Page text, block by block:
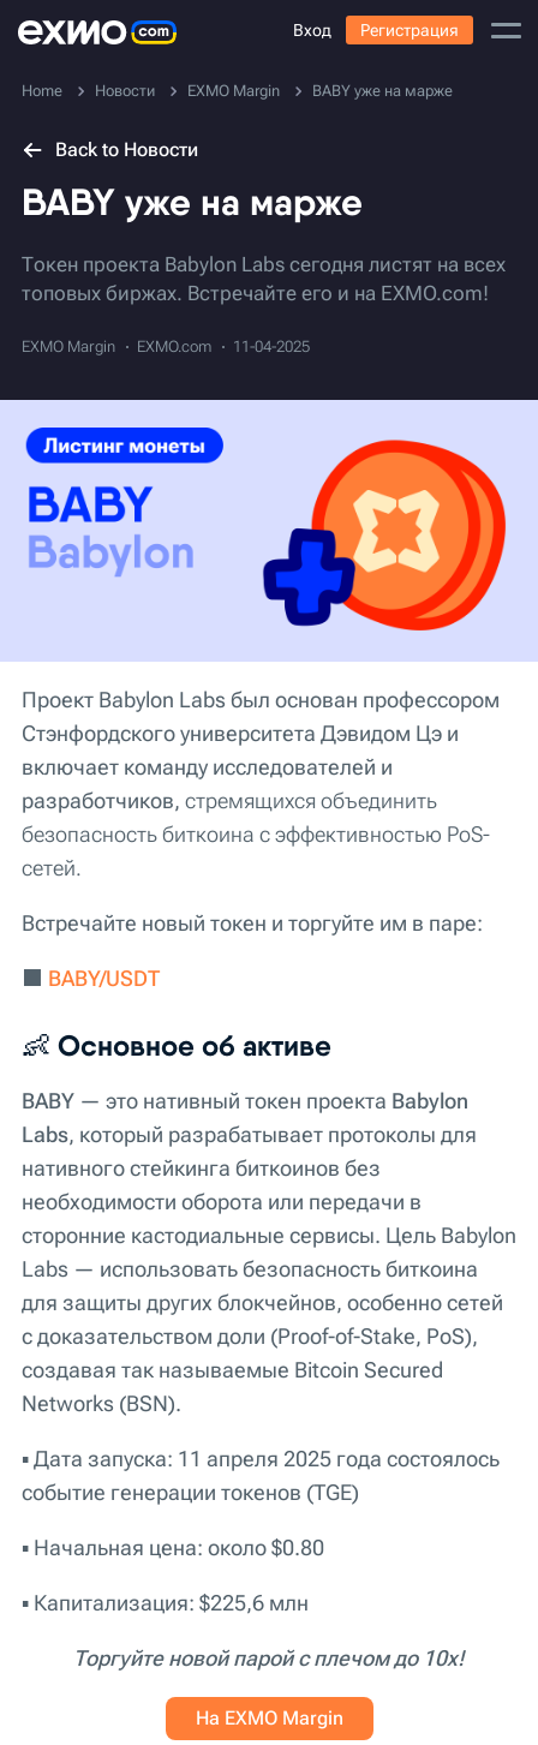
Вход Регистрация
Home Новости EXMO Margin BABY уже на марже
Back to Новости
BABY уже на марже
Токен проекта Babylon Labs сегодня листят на всех
топовых биржах. Встречайте его и на EXMO.com!
EXMO Margin EXMO.com 11-04-2025
Проект Babylon Labs был основан профессором
Стэнфордского университета Дэвидом Цэ и
включает команду исследователей и
разработчиков, стремящихся объединить
безопасность биткоина с эффективностью PoS-
сетей.
Встречайте новый токен и торгуйте им в паре:
BABY/USDT
👶 Основное об активе
BABY — это нативный токен проекта Babylon
Labs, который разрабатывает протоколы для
нативного стейкинга биткоинов без
необходимости оборота или передачи в
сторонние кастодиальные сервисы. Цель Babylon
Labs — использовать безопасность биткоина
для защиты других блокчейнов, особенно сетей
с доказательством доли (Proof-of-Stake, PoS),
создавая так называемые Bitcoin Secured
Networks (BSN).
▪️ Дата запуска: 11 апреля 2025 года состоялось
событие генерации токенов (TGE)
▪️ Начальная цена: около $0.80
▪️ Капитализация: $225,6 млн
Торгуйте новой парой с плечом до 10х!
На EXMO Margin